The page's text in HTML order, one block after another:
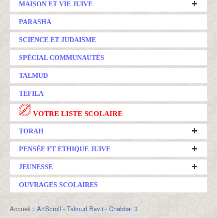
MAISON ET VIE JUIVE
PARASHA
SCIENCE ET JUDAISME
SPÉCIAL COMMUNAUTÉS
TALMUD
TEFILA
VOTRE LISTE SCOLAIRE
TORAH
PENSÉE ET ETHIQUE JUIVE
JEUNESSE
OUVRAGES SCOLAIRES
Accueil > ArtScroll - Talmud Bavli - Chabbat 3